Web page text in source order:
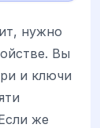
нужно
Вы
и ключи
же